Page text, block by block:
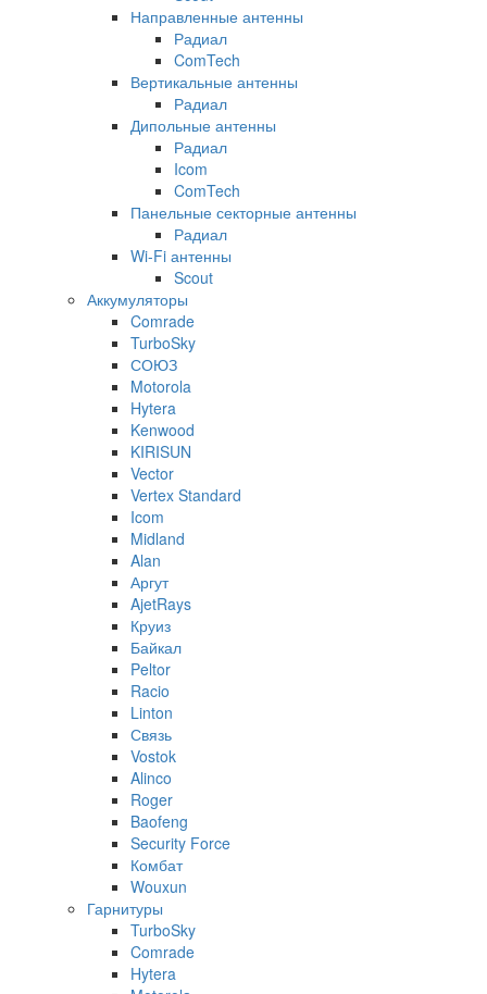
Направленные антенны
Радиал
ComTech
Вертикальные антенны
Радиал
Дипольные антенны
Радиал
Icom
ComTech
Панельные секторные антенны
Радиал
Wi-Fi антенны
Scout
Аккумуляторы
Comrade
TurboSky
СОЮЗ
Motorola
Hytera
Kenwood
KIRISUN
Vector
Vertex Standard
Icom
Midland
Alan
Аргут
AjetRays
Круиз
Байкал
Peltor
Racio
Linton
Связь
Vostok
Alinco
Roger
Baofeng
Security Force
Комбат
Wouxun
Гарнитуры
TurboSky
Comrade
Hytera